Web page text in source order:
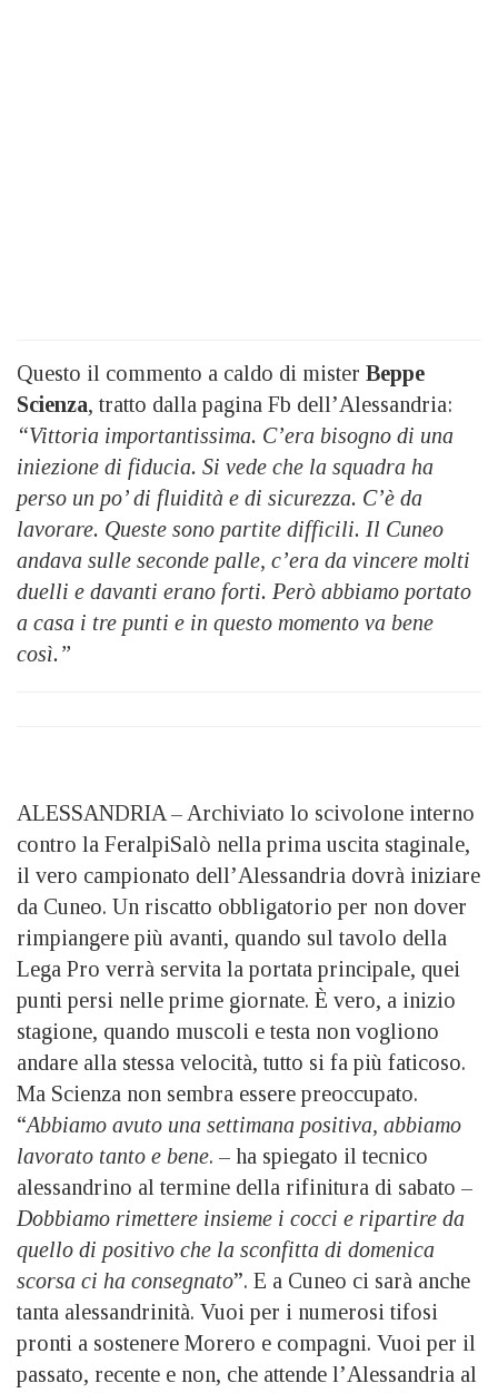
Questo il commento a caldo di mister Beppe
Scienza, tratto dalla pagina Fb dell’Alessandria:
“Vittoria importantissima. C’era bisogno di una
iniezione di fiducia. Si vede che la squadra ha
perso un po’ di fluidità e di sicurezza. C’è da
lavorare. Queste sono partite difficili. Il Cuneo
andava sulle seconde palle, c’era da vincere molti
duelli e davanti erano forti. Però abbiamo portato
a casa i tre punti e in questo momento va bene
così.”
ALESSANDRIA – Archiviato lo scivolone interno
contro la FeralpiSalò nella prima uscita staginale,
il vero campionato dell’Alessandria dovrà iniziare
da Cuneo. Un riscatto obbligatorio per non dover
rimpiangere più avanti, quando sul tavolo della
Lega Pro verrà servita la portata principale, quei
punti persi nelle prime giornate. È vero, a inizio
stagione, quando muscoli e testa non vogliono
andare alla stessa velocità, tutto si fa più faticoso.
Ma Scienza non sembra essere preoccupato.
“Abbiamo avuto una settimana positiva, abbiamo
lavorato tanto e bene. – ha spiegato il tecnico
alessandrino al termine della rifinitura di sabato –
Dobbiamo rimettere insieme i cocci e ripartire da
quello di positivo che la sconfitta di domenica
scorsa ci ha consegnato”. E a Cuneo ci sarà anche
tanta alessandrinità. Vuoi per i numerosi tifosi
pronti a sostenere Morero e compagni. Vuoi per il
passato, recente e non, che attende l’Alessandria al